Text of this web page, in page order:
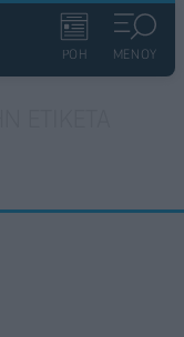
ΡΟΗ ΜΕΝΟΥ